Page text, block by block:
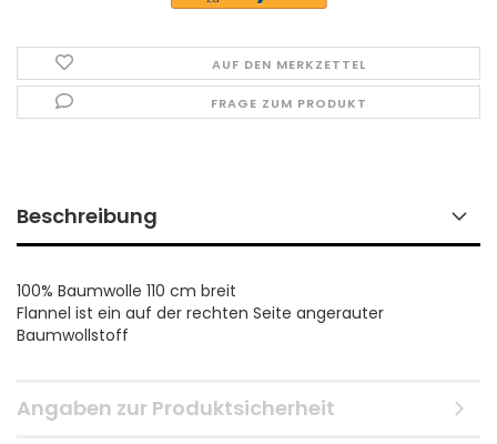
AUF DEN MERKZETTEL
FRAGE ZUM PRODUKT
Beschreibung
100% Baumwolle 110 cm breit
Flannel ist ein auf der rechten Seite angerauter
Baumwollstoff
Angaben zur Produktsicherheit